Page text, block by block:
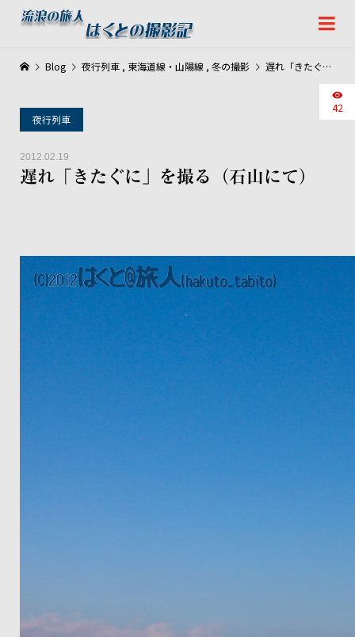
夜行列車
2012.02.19
遅れ「きたぐに」を撮る（石山にて）
42
Blog 夜行列車 , 東海道線・山陽線 , 冬の撮影 遅れ「きたぐに」を撮る（石山にて）